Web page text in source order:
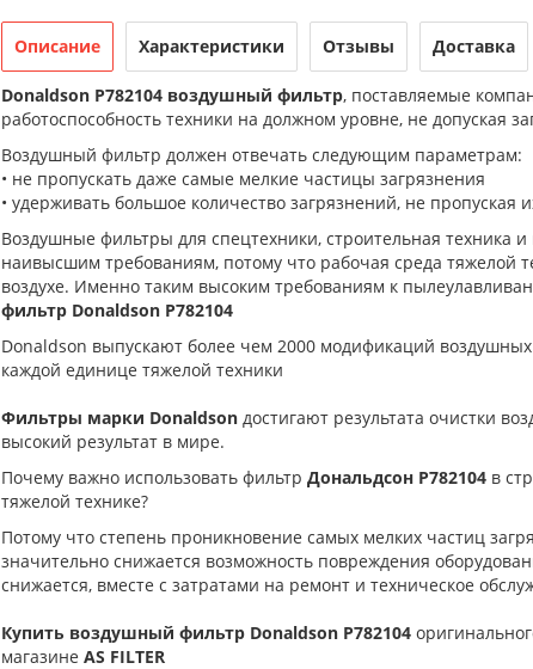
Описание Характеристики Отзывы Доставка
Donaldson P782104 воздушный фильтр, поставляемые
работоспособность техники на должном уровне, не допуская
Воздушный фильтр должен отвечать следующим параметрам:
• не пропускать даже самые мелкие частицы загрязнения
• удерживать большое количество загрязнений, не пропуская
Воздушные фильтры для спецтехники, строительная техника
наивысшим требованиям, потому что рабочая среда тяжелой
воздухе. Именно таким высоким требованиям к
фильтр Donaldson P782104
Donaldson выпускают более чем 2000 модификаций
каждой единице тяжелой техники
Фильтры марки Donaldson достигают результата очистки
высокий результат в мире.
Почему важно использовать фильтр Дональдсон P782104 в
тяжелой технике?
Потому что степень проникновение самых мелких частиц
значительно снижается возможность повреждения
снижается, вместе с затратами на ремонт и техническое
Купить воздушный фильтр Donaldson P782104
магазине AS FILTER